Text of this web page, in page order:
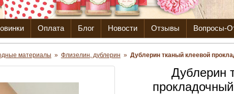
Оплата Блог Новости Отзывы Вопросы-
материалы » Флизелин, дублерин » Дублерин тканый клеевой
Дублерин